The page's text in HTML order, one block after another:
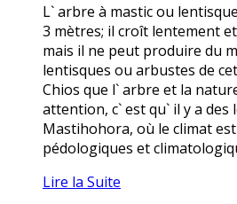
L` arbre à mastic ou
3 mètres; il croît lentement
mais il ne peut produire du
lentisques ou arbustes de
Chios que l` arbre et la
attention, c` est qu` il y a
Mastihohora, où le climat
pédologiques et
Lire la Suite